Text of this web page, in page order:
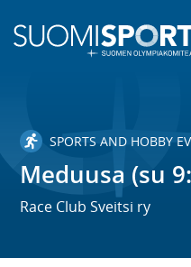
SPORTS AND HOBBY
Meduusa (su
Race Club Sveitsi ry